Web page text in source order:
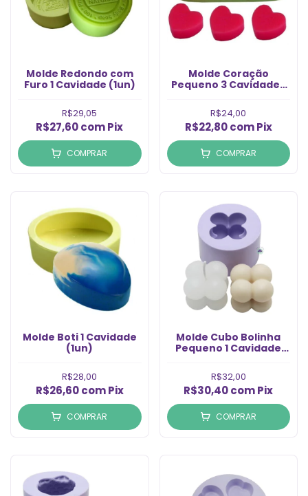
Molde Redondo com
Furo 1 Cavidade (1un)
R$29,05
R$27,60comPix
COMPRAR
Molde Coração
Pequeno 3 Cavidades
R$24,00
R$22,80com Pix
COMPRAR
Molde Boti 1 Cavidade
(1un)
R$28,00
R$26,60com Pix
COMPRAR
Molde Cubo Bolinha
Pequeno 1 Cavidade
R$32,00
R$30,40comPix
COMPRAR